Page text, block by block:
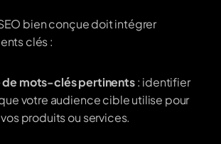
bien conçue doit intégrer
clés :
de mots-clés pertinents : identifier
votre audience cible utilise pour
produits ou services.